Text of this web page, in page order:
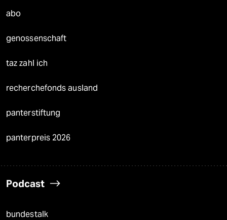
abo
genossenschaft
taz zahl ich
recherchefonds ausland
panterstiftung
panterpreis 2026
Podcast
bundestalk